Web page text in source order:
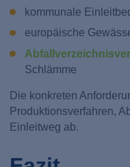
kommunale
europäische
Schlämme
Die konkreten
Produktionsverfahren,
Einleitweg ab.